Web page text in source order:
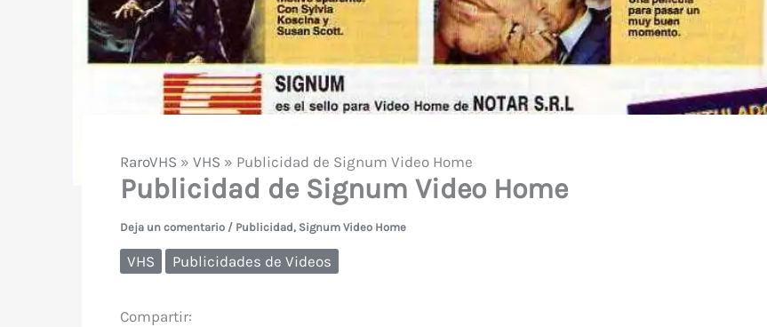
RaroVHS » VHS » Publicidad de Signum Video Home
Publicidad de Signum Video Home
Deja un comentario / Publicidad, Signum Video Home
VHS Publicidades de Videos
Compartir: